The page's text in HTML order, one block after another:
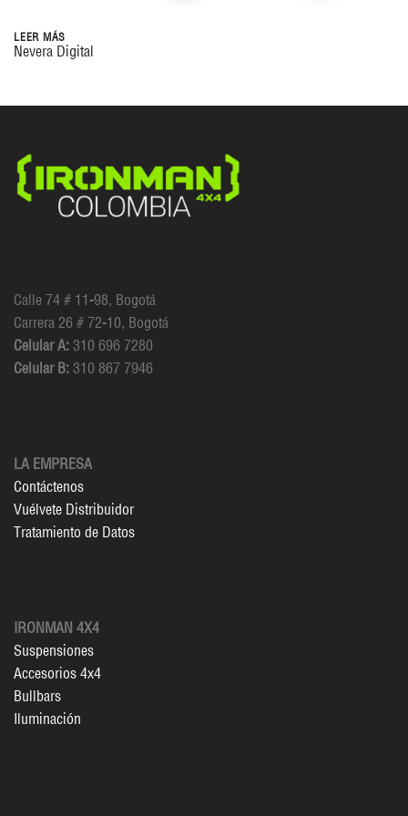
LEER MÁS
Nevera Digital
Calle 74 # 11-98, Bogotá
Carrera 26 # 72-10, Bogotá
Celular A: 310 696 7280
Celular B: 310 867 7946
LA EMPRESA
Contáctenos
Vuélvete Distribuidor
Tratamiento de Datos
IRONMAN 4X4
Suspensiones
Accesorios 4x4
Bullbars
Iluminación